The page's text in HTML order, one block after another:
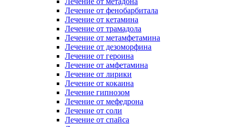
Лечение от фенобарбитала
Лечение от кетамина
Лечение от трамадола
Лечение от метамфетамина
Лечение от дезоморфина
Лечение от героина
Лечение от амфетамина
Лечение от лирики
Лечение от кокаина
Лечение гипнозом
Лечение от мефедрона
Лечение от соли
Лечение от спайса